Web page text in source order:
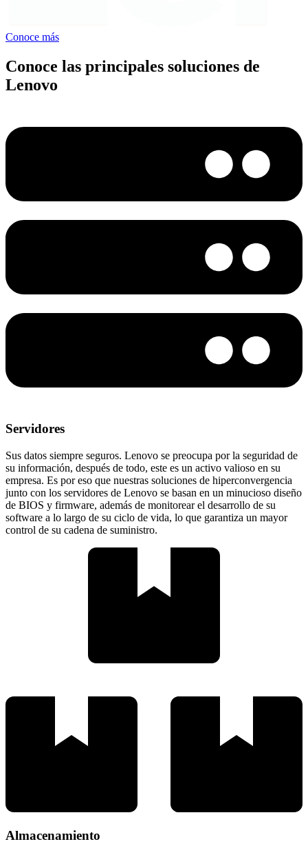
Conoce más
Conoce las principales soluciones de
Lenovo
Servidores
Sus datos siempre seguros. Lenovo se preocupa por la seguridad de
su información, después de todo, este es un activo valioso en su
empresa. Es por eso que nuestras soluciones de hiperconvergencia
junto con los servidores de Lenovo se basan en un minucioso diseño
de BIOS y firmware, además de monitorear el desarrollo de su
software a lo largo de su ciclo de vida, lo que garantiza un mayor
control de su cadena de suministro.
Almacenamiento